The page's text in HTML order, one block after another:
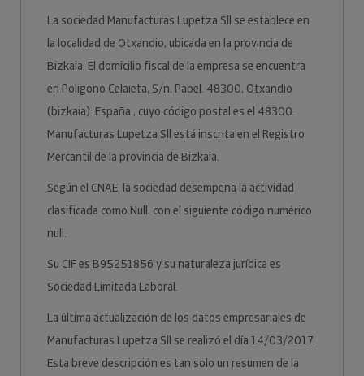
La sociedad Manufacturas Lupetza Sll se establece en
la localidad de Otxandio, ubicada en la provincia de
Bizkaia. El domicilio fiscal de la empresa se encuentra
en Poligono Celaieta, S/n, Pabel. 48300, Otxandio
(bizkaia). España., cuyo código postal es el 48300.
Manufacturas Lupetza Sll está inscrita en el Registro
Mercantil de la provincia de Bizkaia.
Según el CNAE, la sociedad desempeña la actividad
clasificada como Null, con el siguiente código numérico
null.
Su CIF es B95251856 y su naturaleza jurídica es
Sociedad Limitada Laboral.
La última actualización de los datos empresariales de
Manufacturas Lupetza Sll se realizó el día 14/03/2017.
Esta breve descripción es tan solo un resumen de la